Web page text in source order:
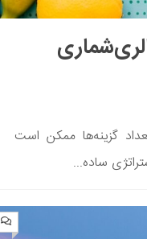
گزینه‌ها ممکن است
ساده...